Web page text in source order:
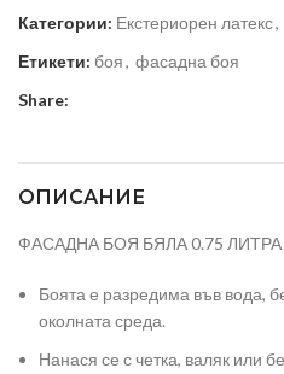
Категории: Екстериорен латекс,
Етикети: боя, фасадна боя
Share:
ОПИСАНИЕ
ФАСАДНА БОЯ БЯЛА 0.75 ЛИТРА
Боята е разредима във вода,
околната среда.
Нанася се с четка, валяк или